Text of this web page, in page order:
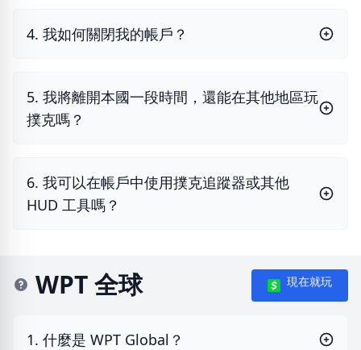
4. 我如何關閉我的帳戶？
5. 我將離開本國一段時間，還能在其他地區玩
撲克嗎？
6. 我可以在帳戶中使用撲克追蹤器或其他
HUD 工具嗎？
WPT 全球 現在就玩
1. 什麼是 WPT Global？